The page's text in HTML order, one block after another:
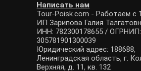
Написать нам
Tour-Poisk.com - Работаем с
ИП Зарипова Галия
ИНН: 782300178655 / ОГРНИП:
305781901300039
Юридический адрес: 188688,
Ленинградская область, г.
Верхняя, д. 11, кв. 132